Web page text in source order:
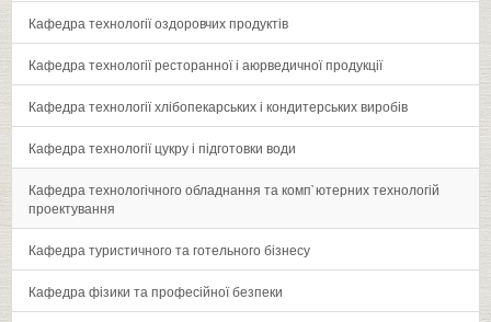
Кафедра технології оздоровчих продуктів
Кафедра технології ресторанної і аюрведичної продукції
Кафедра технології хлібопекарських і кондитерських виробів
Кафедра технології цукру і підготовки води
Кафедра технологічного обладнання та комп`ютерних технологій
проектування
Кафедра туристичного та готельного бізнесу
Кафедра фізики та професійної безпеки